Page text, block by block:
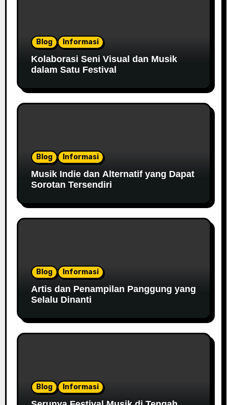
Blog Informasi
Kolaborasi Seni Visual dan Musik
dalam Satu Festival
Blog Informasi
Musik Indie dan Alternatif yang Dapat
Sorotan Tersendiri
Blog Informasi
Artis dan Penampilan Panggung yang
Selalu Dinanti
Blog Informasi